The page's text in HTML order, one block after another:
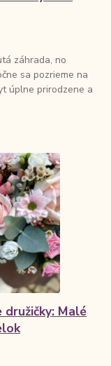
záhrada, no
sa pozrieme na
úplne prirodzene a
družičky: Malé